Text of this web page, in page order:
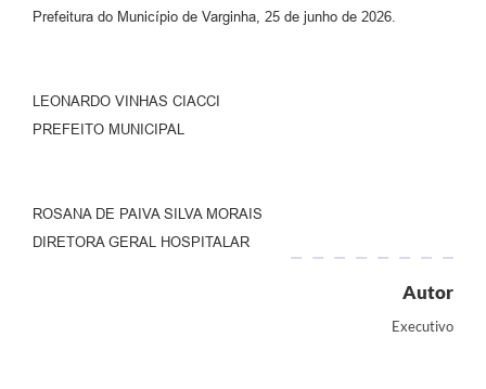
Prefeitura do Município de Varginha, 25 de junho de 2026.
LEONARDO VINHAS CIACCI
PREFEITO MUNICIPAL
ROSANA DE PAIVA SILVA MORAIS
DIRETORA GERAL HOSPITALAR
Autor
Executivo